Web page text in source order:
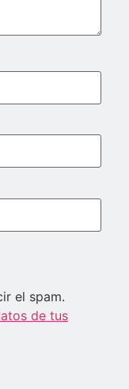
el spam.
de tus